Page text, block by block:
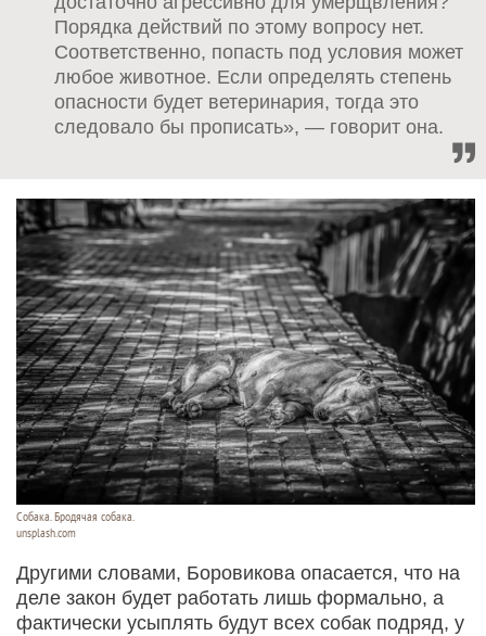
Порядка действий по этому вопросу нет.
Соответственно, попасть под условия может
любое животное. Если определять степень
опасности будет ветеринария, тогда это
следовало бы прописать», — говорит она.
Собака. Бродячая собака.
unsplash.com
Другими словами, Боровикова опасается, что на
деле закон будет работать лишь формально, а
фактически усыплять будут всех собак подряд, у